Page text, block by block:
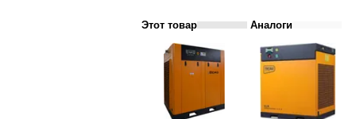
Этот товар Аналоги